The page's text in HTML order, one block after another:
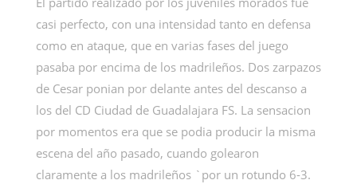
casi perfecto, con una intensidad tanto en defensa
como en ataque, que en varias fases del juego
pasaba por encima de los madrileños. Dos zarpazos
de Cesar ponian por delante antes del descanso a
los del CD Ciudad de Guadalajara FS. La sensacion
por momentos era que se podia producir la misma
escena del año pasado, cuando golearon
claramente a los madrileños `por un rotundo 6-3.